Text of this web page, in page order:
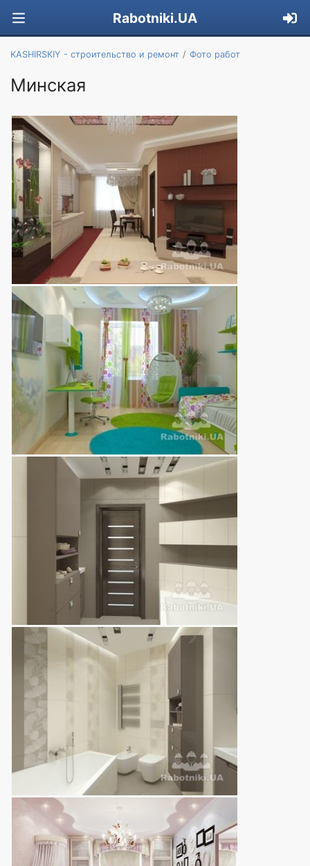
Rabotniki.UA
KASHIRSKIY - строительство и ремонт Фото работ
Минская